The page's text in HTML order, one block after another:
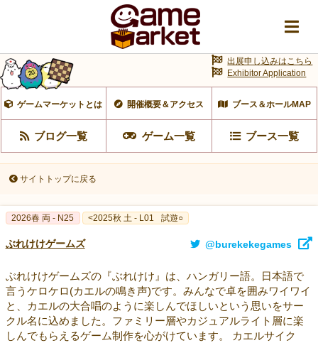
ゲームマーケットとは 開催概要＆アクセス ブース＆ホールMAP
ブログ一覧 ゲーム一覧 ブース一覧
出展申し込みはこちら
Exhibitor Application
サイトトップに戻る
2026春 両 - N25 <2025秋 土 - L01 試遊○
ぶれけけゲームズ @burekekegames
ぶれけけゲームズの『ぶれけけ』は、ハンガリー語。日本語で
言うケロケロ(カエルの鳴き声)です。みんなで卓を囲みワイワイ
と、カエルの大合唱のように楽しんでほしいという思いをサー
クル名に込めました。ファミリー層やカジュアルライト層に楽
しんでもらえるゲーム制作を心がけています。 カエルサイク